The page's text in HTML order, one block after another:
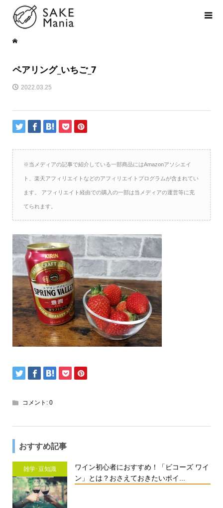
ペアリング_いちご_7
2022.03.25
※当メディアの記事で紹介している一部商品にはAmazonアソシエイ
ト、楽天アフィリエイトなどのアフィリエイトプログラムが含まれてい
ます。 アフィリエイト経由での購入の一部は当メディアの運営等に充
てられます。
コメント: 0
おすすめ記事
雑学･豆知識
ワイン初心者におすすめ！「ビコーズ ワイ
ン」とは？おさえておきたいポイ...